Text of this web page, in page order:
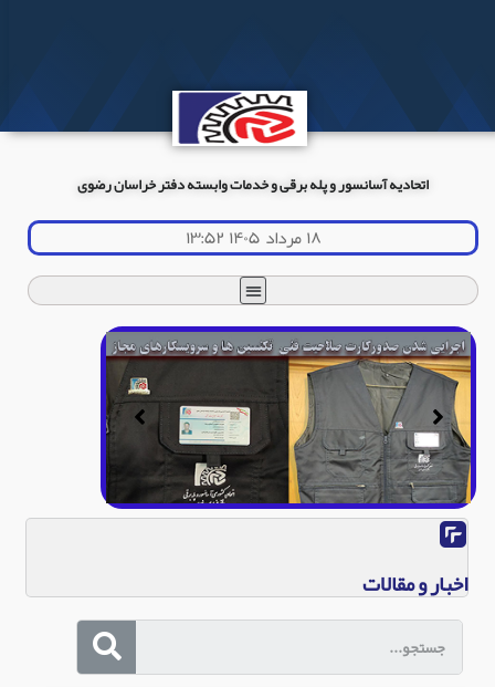
اتحادیه آسانسور و پله برقی و خدمات وابسته دفتر خراسان رضوی
۱۸ مرداد ۱۴۰۵ ۱۳:۵۲
اخبار و مقالات